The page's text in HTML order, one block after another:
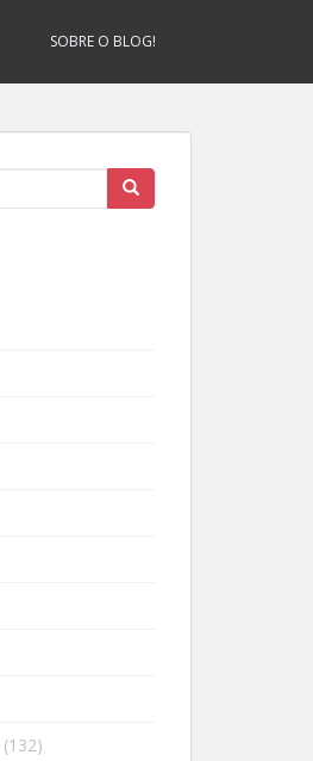
SOBRE O BLOG!
(132)